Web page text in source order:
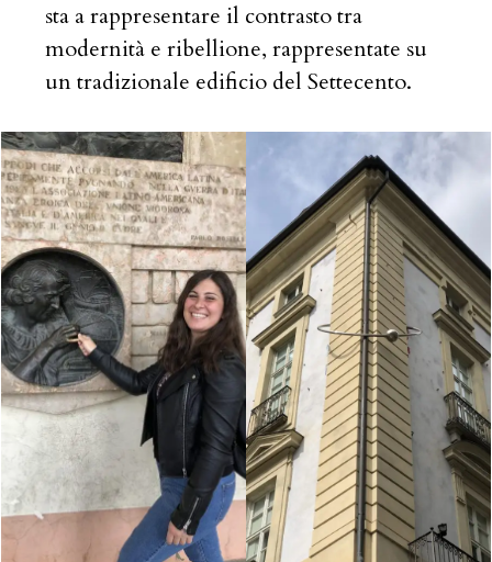
sta a rappresentare il contrasto tra
modernità e ribellione, rappresentate su
un tradizionale edificio del Settecento.